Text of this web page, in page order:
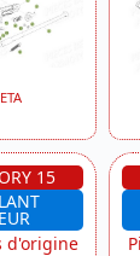
15
d'origine